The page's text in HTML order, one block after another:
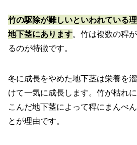
竹の駆除が難しいといわれている
地下茎にあります。竹は複数の稈
るのが特徴です。
冬に成長をやめた地下茎は栄養を
けて一気に成長します。竹が枯れ
こんだ地下茎によって稈にまんべ
とが理由です。